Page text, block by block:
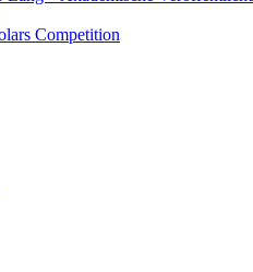
Competition